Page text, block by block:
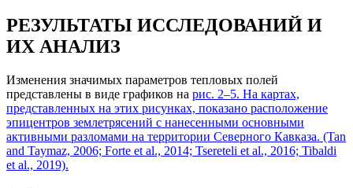
РЕЗУЛЬТАТЫ ИССЛЕДОВАНИЙ И
ИХ АНАЛИЗ
Изменения значимых параметров тепловых полей
представлены в виде графиков на рис. 2–5. На картах,
представленных на этих рисунках, показано расположение
эпицентров землетрясений с нанесенными основными
активными разломами на территории Северного Кавказа. (Tan
and Taymaz, 2006; Forte et al., 2014; Tsereteli et al., 2016; Tibaldi
et al., 2019).